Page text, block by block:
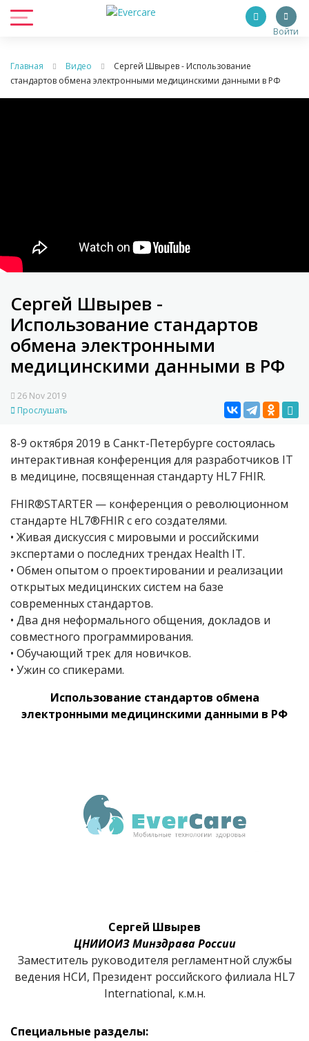
Войти
Главная Видео
Cергей Швырев - Использование
стандартов обмена электронными медицинскими данными в РФ
Cергей Швырев -
Использование стандартов
обмена электронными
медицинскими данными в РФ
26 Nov 2019
Прослушать
8-9 октября 2019 в Санкт-Петербурге состоялась
интерактивная конференция для разработчиков IT
в медицине, посвященная стандарту HL7 FHIR.
FHIR®STARTER — конференция о революционном
стандарте HL7®FHIR с его создателями.
• Живая дискуссия с мировыми и российскими
экспертами о последних трендах Health IT.
• Обмен опытом о проектировании и реализации
открытых медицинских систем на базе
современных стандартов.
• Два дня неформального общения, докладов и
совместного программирования.
• Обучающий трек для новичков.
• Ужин со спикерами.
Использование стандартов обмена
электронными медицинскими данными в РФ
Сергей Швырев
ЦНИИОИЗ Минздрава России
Заместитель руководителя регламентной службы
ведения НСИ, Президент российского филиала HL7
International, к.м.н.
Специальные разделы: